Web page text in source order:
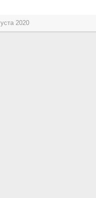
2020